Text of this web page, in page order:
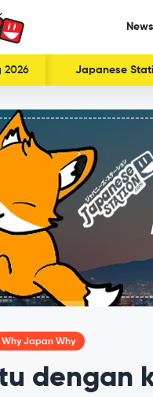
News
2026 Japanese
Why Japan Why
dengan